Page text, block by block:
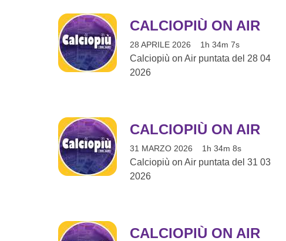
CALCIOPIÙ ON AIR
28 APRILE 2026 1h 34m 7s
Calciopiù on Air puntata del 28 04
2026
CALCIOPIÙ ON AIR
31 MARZO 2026 1h 34m 8s
Calciopiù on Air puntata del 31 03
2026
CALCIOPIÙ ON AIR